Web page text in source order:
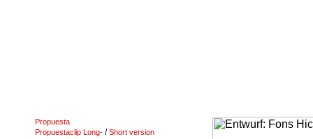
Propuesta
Propuestaclip Long- /Short version